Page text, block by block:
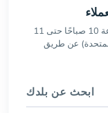
دعم العملاء متوفر يوميًا من الساعة 10 صباحًا حتى 11
عن طريق
ابحث عن بلدك